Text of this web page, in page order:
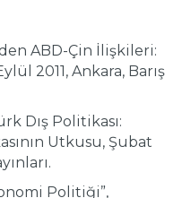
ABD-Çin İlişkileri:
2011, Ankara, Barış
Dış Politikası:
Utkusu, Şubat
Politiği”,